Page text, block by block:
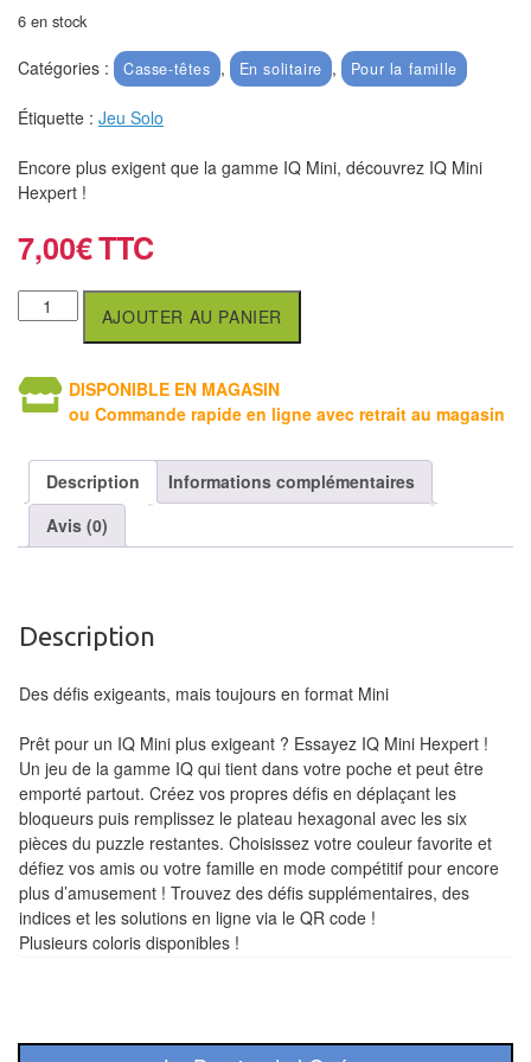
air
Pendules
Echiquier
aveugles
Logiciels
d'échecs
Livres
anglais
en
français
Tables
Jeux
de
Jeux
de
cartes
à
Collectionner
(TCG)
6 en stock
Catégories : Casse-têtes , En solitaire , Pour la famille
Étiquette : Jeu Solo
Encore plus exigent que la gamme IQ Mini, découvrez IQ Mini
Hexpert !
7,00€
AJOUTER AU PANIER
DISPONIBLE EN MAGASIN
ou Commande rapide en ligne avec retrait au magasin
Description
Informations complémentaires
Avis (0)
Description
Des défis exigeants, mais toujours en format Mini
Prêt pour un IQ Mini plus exigeant ? Essayez IQ Mini Hexpert !
Un jeu de la gamme IQ qui tient dans votre poche et peut être
emporté partout. Créez vos propres défis en déplaçant les
bloqueurs puis remplissez le plateau hexagonal avec les six
pièces du puzzle restantes. Choisissez votre couleur favorite et
défiez vos amis ou votre famille en mode compétitif pour encore
plus d’amusement ! Trouvez des défis supplémentaires, des
indices et les solutions en ligne via le QR code !
Plusieurs coloris disponibles !